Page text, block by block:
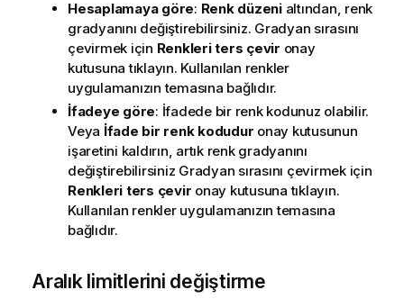
Hesaplamaya göre: Renk düzenialtından, renk
gradyanını değiştirebilirsiniz. Gradyan sırasını
çevirmek için Renkleri ters çevir onay
kutusuna tıklayın. Kullanılan renkler
uygulamanızın temasına bağlıdır.
İfadeye göre: İfadede bir renk kodunuz olabilir.
Veya İfade bir renk kodudur onay kutusunun
işaretini kaldırın, artık renk gradyanını
değiştirebilirsiniz Gradyan sırasını çevirmek için
Renkleri ters çevir onay kutusuna tıklayın.
Kullanılan renkler uygulamanızın temasına
bağlıdır.
Aralık limitlerini değiştirme